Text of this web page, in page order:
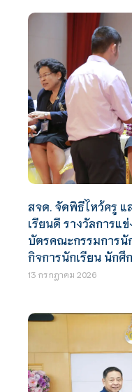
สจด. จัดพิธีไหว้ครู
เรียนดี รางวัลการแ
บัตรคณะกรรมการนั
กิจการนักเรียน นัก
13 กรกฎาคม 2026